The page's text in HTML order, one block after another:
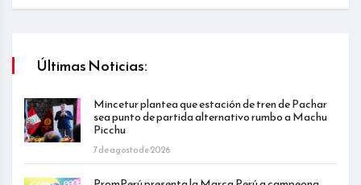
Últimas Noticias:
Mincetur plantea que estación de tren de Pachar
sea punto de partida alternativo rumbo a Machu
Picchu
7 de agosto de 2026